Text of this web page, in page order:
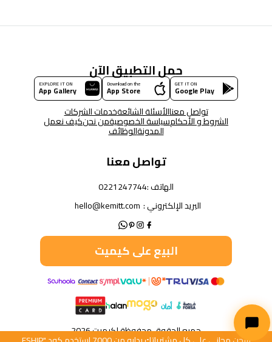
حمل التطبيق الآن
GET IT ON
Google Play
Download on the
App Store
EXPLORE IT ON
App Gallery
تواصل معناالأسئلة الشائعةخدمات الشركات
الشروط و الأحكامسياسة الخصوصيةمن نحنكيف نعمل
المدونةالوظائف
تواصل معنا
الهاتف :0221247744
البريد الإلكتروني : hello@kemitt.com
البيع على كيميت
جميع الحقوق محفوظة لكيميت 2026